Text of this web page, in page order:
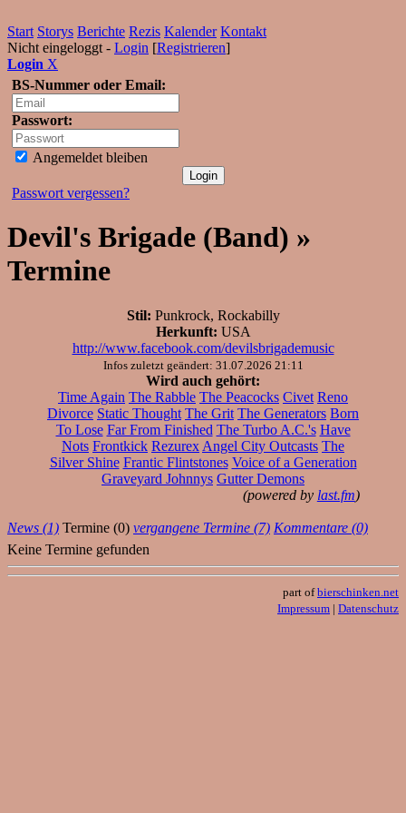
Start Storys Berichte Rezis Kalender Kontakt
Nicht eingeloggt - Login [Registrieren]
Login X
BS-Nummer oder Email:
Passwort:
Angemeldet bleiben
Passwort vergessen?
Devil's Brigade (Band) »
Termine
Stil: Punkrock, Rockabilly
Herkunft: USA
http://www.facebook.com/devilsbrigademusic
Infos zuletzt geändert: 31.07.2026 21:11
Wird auch gehört:
Time Again The Rabble The Peacocks Civet Reno
Divorce Static Thought The Grit The Generators Born
To Lose Far From Finished The Turbo A.C.'s Have
Nots Frontkick Rezurex Angel City Outcasts The
Silver Shine Frantic Flintstones Voice of a Generation
Graveyard Johnnys Gutter Demons
(powered by last.fm)
News (1) Termine (0) vergangene Termine (7) Kommentare (0)
Keine Termine gefunden
part ofbierschinken.net
Impressum | Datenschutz